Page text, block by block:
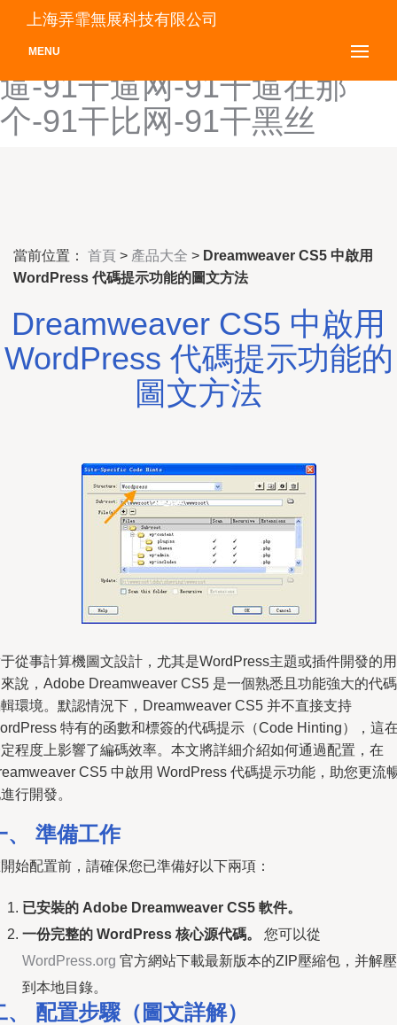
91福利所-91福利院-91福利
在线国-91福视频-91干-91干
逼-91干逼网-91干逼在那
个-91干比网-91干黑丝
上海弄霏無展科技有限公司
MENU
當前位置： 首頁 > 產品大全 > Dreamweaver CS5 中啟用
WordPress 代碼提示功能的圖文方法
Dreamweaver CS5 中啟用
WordPress 代碼提示功能的
圖文方法
從事計算機圖文設計，尤其是WordPress主題或插件開發的用
說，Adobe Dreamweaver CS5 是一個熟悉且功能強大的代碼
環境。默認情況下，Dreamweaver CS5 并不直接支持
特有的函數和標簽的代碼提示（Code Hinting），這
程度上影響了編碼效率。本文將詳細介紹如何通過配置，在
CS5 中啟用 WordPress 代碼提示功能，助您更流
行開發。
、 準備工作
始配置前，請確保您已準備好以下兩項：
已安裝的 Adobe Dreamweaver CS5 軟件。
一份完整的 WordPress 核心源代碼。
您可以從
WordPress.org 官方網站下載最新版本的ZIP壓縮包，并解壓
到本地目錄。
、 配置步驟（圖文詳解）